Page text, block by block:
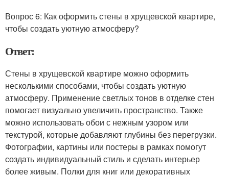
Вопрос 6: Как оформить стены в хрущевской квартире,
чтобы создать уютную атмосферу?
Ответ:
Стены в хрущевской квартире можно оформить
несколькими способами, чтобы создать уютную
атмосферу. Применение светлых тонов в отделке стен
помогает визуально увеличить пространство. Также
можно использовать обои с нежным узором или
текстурой, которые добавляют глубины без перегрузки.
Фотографии, картины или постеры в рамках помогут
создать индивидуальный стиль и сделать интерьер
более живым. Полки для книг или декоративных